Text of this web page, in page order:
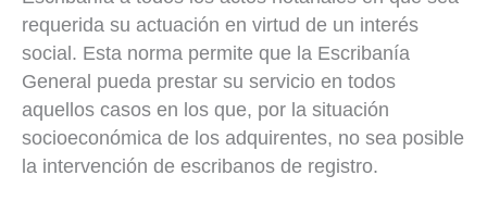
requerida su actuación en virtud de un interés
social. Esta norma permite que la Escribanía
General pueda prestar su servicio en todos
aquellos casos en los que, por la situación
socioeconómica de los adquirentes, no sea posible
la intervención de escribanos de registro.